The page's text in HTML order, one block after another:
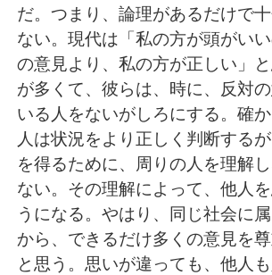
Português
だ。つまり、論理があるだけで
ない。現代は「私の方が頭がい
の意見より、私の方が正しい」
が多くて、彼らは、時に、反対
いる人をないがしろにする。確
人は状況をより正しく判断する
を得るために、周りの人を理解
ない。その理解によって、他人
うになる。やはり、同じ社会に
から、できるだけ多くの意見を
と思う。思いが違っても、他人